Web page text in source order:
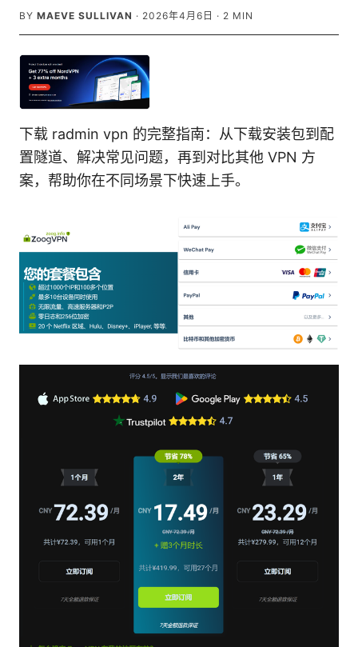
BY MAEVE SULLIVAN · 2026年4月6日 · 2 MIN
下载 radmin vpn 的完整指南：从下载安装包到配
置隧道、解决常见问题，再到对比其他 VPN 方
案，帮助你在不同场景下快速上手。